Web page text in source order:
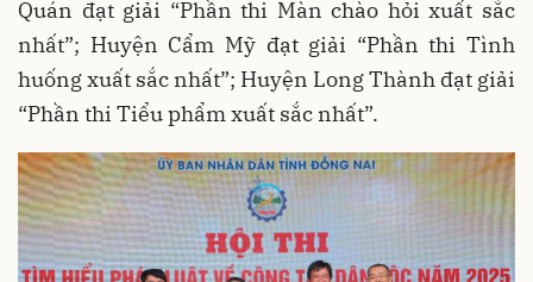
Quán đạt giải “Phần thi Màn chào hỏi xuất sắc
nhất”; Huyện Cẩm Mỹ đạt giải “Phần thi Tình
huống xuất sắc nhất”; Huyện Long Thành đạt giải
“Phần thi Tiểu phẩm xuất sắc nhất”.